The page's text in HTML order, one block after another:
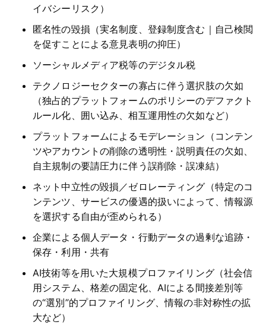
イバシーリスク）
匿名性の毀損（実名制度、登録制度含む｜自己検閲
を促すことによる意見表明の抑圧）
ソーシャルメディア税等のデジタル税
テクノロジーセクターの寡占に伴う選択肢の欠如
（独占的プラットフォームのポリシーのデファクト
ルール化、囲い込み、相互運用性の欠如など）
プラットフォームによるモデレーション（コンテン
ツやアカウントの削除の透明性・説明責任の欠如、
自主規制の要請圧力に伴う誤削除・誤凍結）
ネット中立性の毀損／ゼロレーティング（特定のコ
ンテンツ、サービスの優遇的扱いによって、情報源
を選択する自由が歪められる）
企業による個人データ・行動データの過剰な追跡・
保存・利用・共有
AI技術等を用いた大規模プロファイリング（社会信
用システム、格差の固定化、AIによる間接差別等
の“選別”的プロファイリング、情報の非対称性の拡
大など）